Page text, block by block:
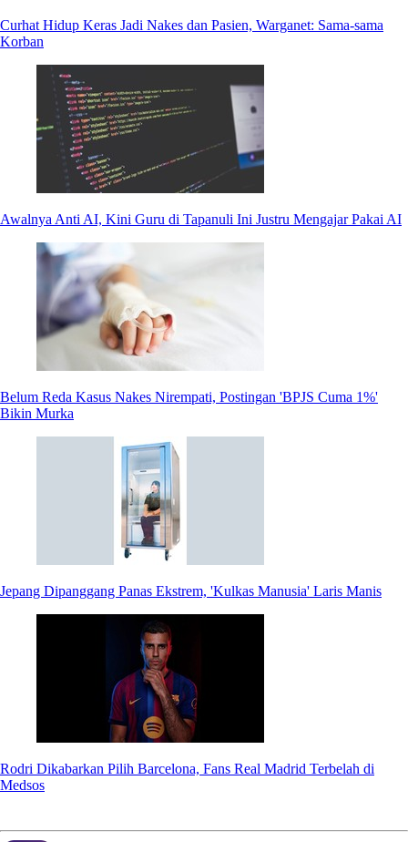
Curhat Hidup Keras Jadi Nakes dan Pasien, Warganet: Sama-sama
Korban
Awalnya Anti AI, Kini Guru di Tapanuli Ini Justru Mengajar Pakai AI
Belum Reda Kasus Nakes Nirempati, Postingan 'BPJS Cuma 1%'
Bikin Murka
Jepang Dipanggang Panas Ekstrem, 'Kulkas Manusia' Laris Manis
Rodri Dikabarkan Pilih Barcelona, Fans Real Madrid Terbelah di
Medsos